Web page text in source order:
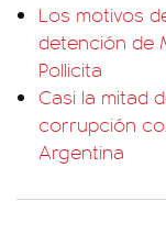
Los motivos
detención de
Pollicita
Casi la mitad
corrupción
Argentina